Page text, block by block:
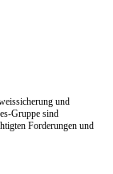
und
Gruppe sind
Forderungen und